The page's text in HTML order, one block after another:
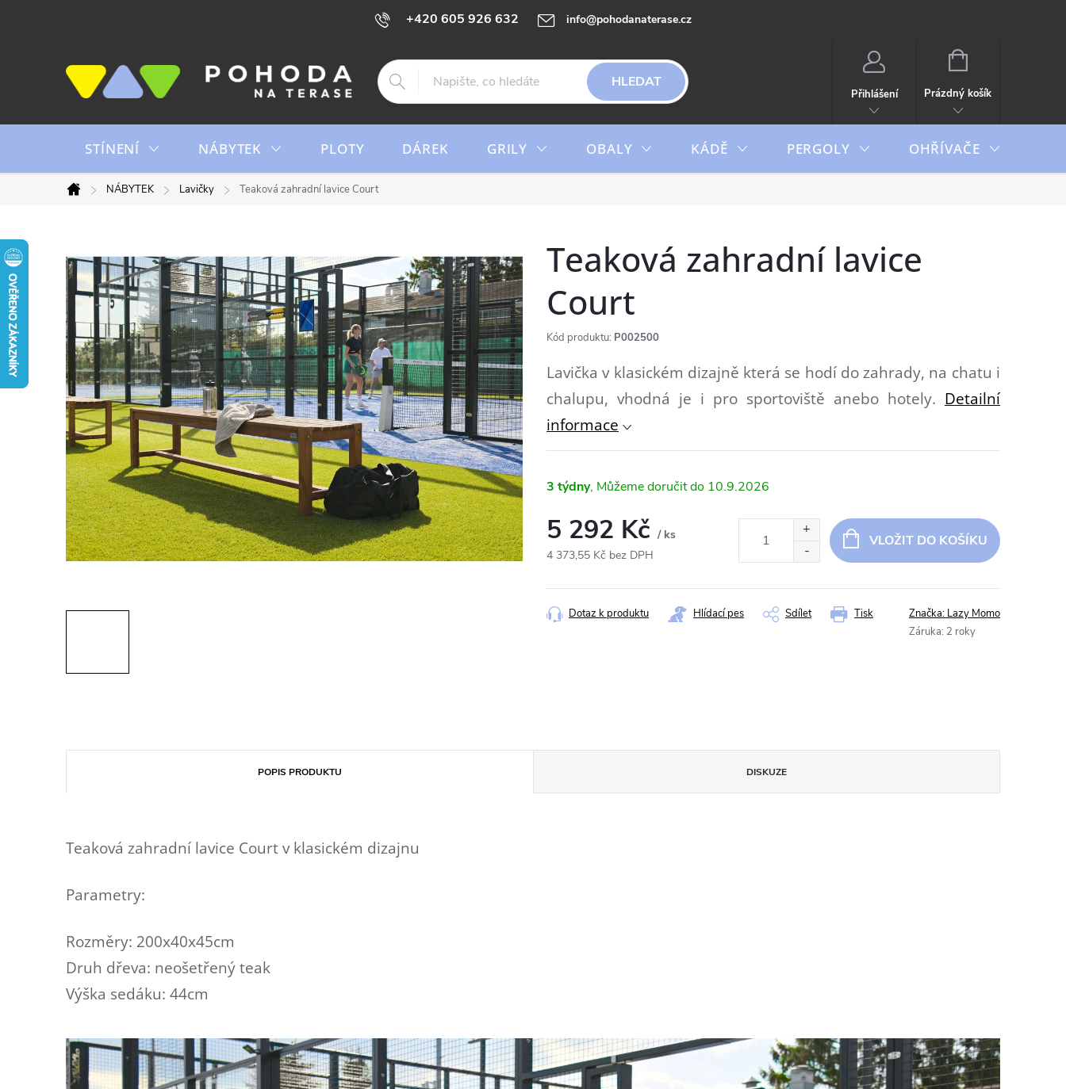
+420 605 926 632 info@pohodanaterase.cz
HLEDAT
Přihlášení
NÁKUPNÍ
Prázdný košík
STÍNENÍ NÁBYTEK PLOTY DÁREK GRILY OBALY KÁDĚ PERGOLY OHŘÍVAČE
Domů
NÁBYTEK Lavičky Teaková zahradní lavice Court
Teaková zahradní lavice
Court
Kód produktu: P002500
Lavička v klasickém dizajně která se hodí do zahrady, na chatu i
chalupu, vhodná je i pro sportoviště anebo hotely. Detailní
informace
3 týdny 10.9.2026
5 292 Kč / ks
4 373,55 Kč bez DPH
cena:
VLOŽIT DO KOŠÍKU
Tisk
Dotaz k produktu Hlídací pes Sdílet Značka: Lazy Momo
Záruka: 2 roky
POPIS PRODUKTU DISKUZE
Teaková zahradní lavice Court v klasickém dizajnu
Parametry:
Rozměry: 200x40x45cm
Druh dřeva: neošetřený teak
Výška sedáku: 44cm